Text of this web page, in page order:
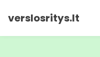
verslosritys.lt